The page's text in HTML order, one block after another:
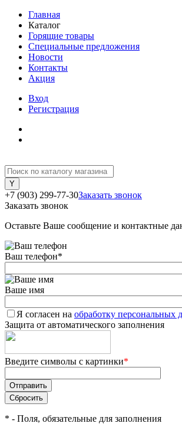
Главная
Каталог
Горящие товары
Специальные предложения
Новости
Контакты
Акция
Вход
Регистрация
+7 (903) 299-77-30Заказать звонок
Заказать звонок
Оставьте Ваше сообщение и контактные
Ваш телефон*
Ваше имя
Я согласен на обработку персональных
Защита от автоматического заполнения
Введите символы с картинки*
* - Поля, обязательные для заполнения